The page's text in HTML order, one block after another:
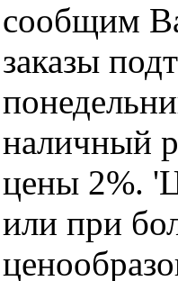
сообщим
заказы
наличный
цены 2%.
или при